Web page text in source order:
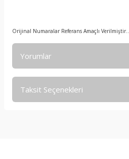
Orijinal Numaralar Referans Amaçlı Verilmiştir..
Yorumlar
Taksit Seçenekleri